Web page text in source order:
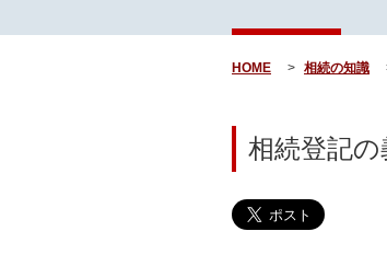
HOME 相続の知識
相続登記